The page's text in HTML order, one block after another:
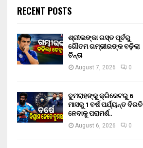
RECENT POSTS
ଶ୍ରୀଲଙ୍କା ଗସ୍ତ ପୂର୍ବରୁ
ଗୌତମ ଗମ୍ଭୀରଙ୍କ ବଢ଼ିଲା
ଚିନ୍ତା
August 7, 2026 0
ବୁମରାହଙ୍କୁ କ୍ରିକେଟରୁ 6
ମାସରୁ 1 ବର୍ଷ ପର୍ଯ୍ୟନ୍ତ ବିରତି
ନେବାକୁ ପରାମର୍ଶ..
August 6, 2026 0